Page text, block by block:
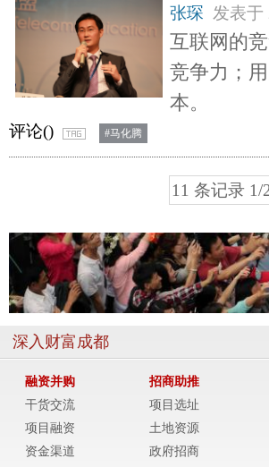
张琛 发表于
互联网的
竞争力；
本。
评论() #马化腾
11 条记录 1/
深入财富成都
融资并购
干货交流
项目融资
资金渠道
招商助推
项目选址
土地资源
政府招商